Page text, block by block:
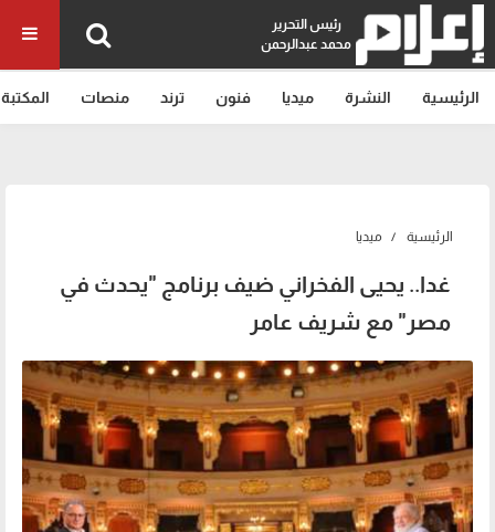
رئيس التحرير
محمد عبدالرحمن
الرئيسية النشرة ميديا فنون ترند منصات المكتبة
الرئيسية ميديا
غدا.. يحيى الفخراني ضيف برنامج "يحدث في
مصر" مع شريف عامر